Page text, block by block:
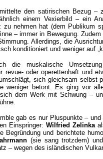
den satirischen Bezug
einem Vexierbild – ein
zu nehmen hat (dem Publikum
– immer in Bewegung.
Allerdings, die
konditioniert und weniger auf
die muskalische
revue- oder operettenhaft und
sich gleichsam selbst
weniger betont. Es ging vor
dem Werk mit Schwung –
gab es nur Pluspunkte –
Einspringer: Wilfried Zelinka
Begründung und berichtete
(sie sang trotzdem)
– wegen des isländischen